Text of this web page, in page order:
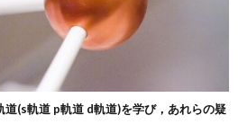
道(s軌道 p軌道 d軌道)を学び，あれらの疑